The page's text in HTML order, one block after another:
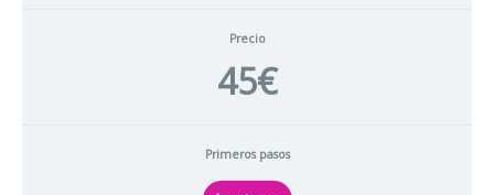
Precio
45€
Primeros pasos